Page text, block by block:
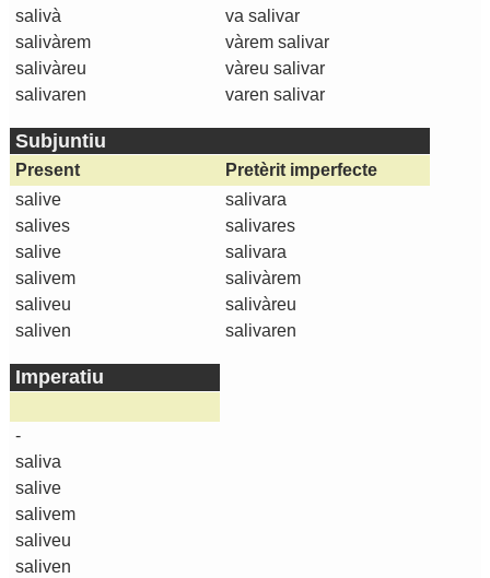
salivà
salivàrem
salivàreu
salivaren
va salivar
vàrem salivar
vàreu salivar
varen salivar
Subjuntiu
Present
salive
salives
salive
salivem
saliveu
saliven
Pretèrit imperfecte
salivara
salivares
salivara
salivàrem
salivàreu
salivaren
Imperatiu
-
saliva
salive
salivem
saliveu
saliven